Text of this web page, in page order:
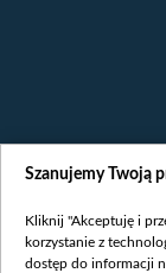
Szanujemy Twoją
Kliknij "Akceptuję i
korzystanie z
dostęp do informacji